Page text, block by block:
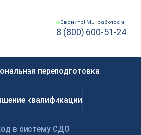
Звоните! Мы работаем
8 (800) 600-51-24
переподготовка
квалификации
в систему СДО